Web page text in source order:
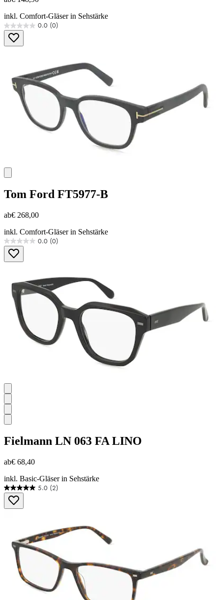
inkl. Comfort-Gläser in Sehstärke
0.0 (0)
0.0
von
5
Tom Ford FT5977-B
ab€ 268,00
inkl. Comfort-Gläser in Sehstärke
0.0 (0)
0.0
von
5
Fielmann LN 063 FA LINO
ab€ 68,40
inkl. Basic-Gläser in Sehstärke
5.0 (2)
5.0
von
5
Bewertungen